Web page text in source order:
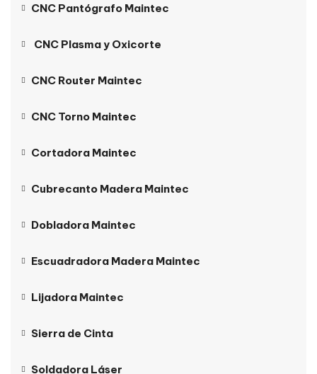
CNC Pantógrafo Maintec
CNC Plasma y Oxicorte
CNC Router Maintec
CNC Torno Maintec
Cortadora Maintec
Cubrecanto Madera Maintec
Dobladora Maintec
Escuadradora Madera Maintec
Lijadora Maintec
Sierra de Cinta
Soldadora Láser